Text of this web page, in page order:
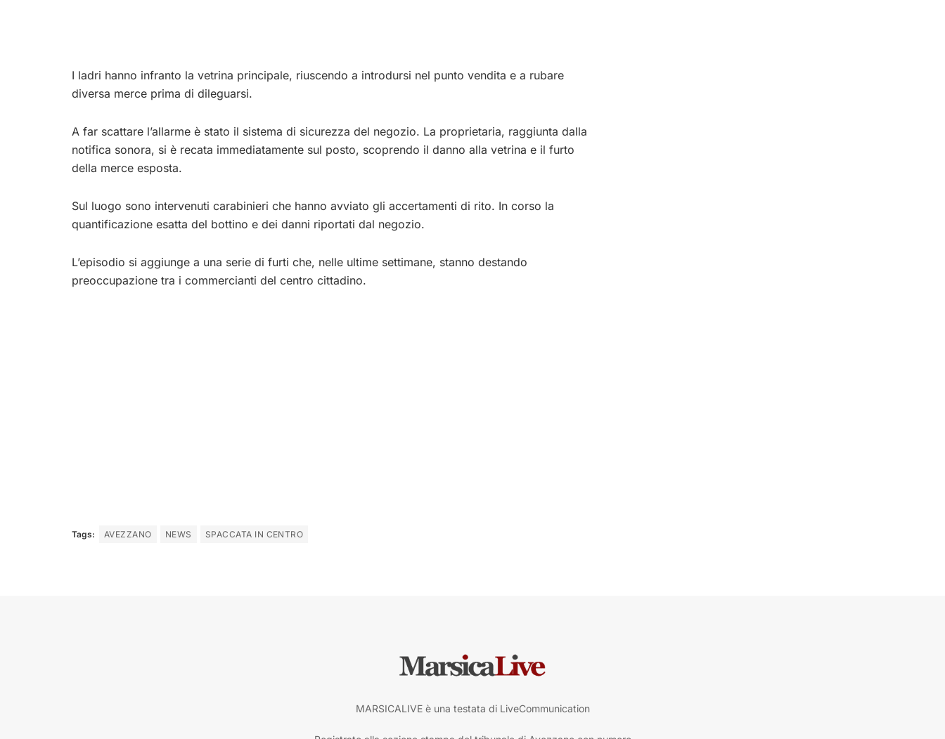
I ladri hanno infranto la vetrina principale, riuscendo a introdursi nel punto vendita e a rubare
diversa merce prima di dileguarsi.
A far scattare l’allarme è stato il sistema di sicurezza del negozio. La proprietaria, raggiunta dalla
notifica sonora, si è recata immediatamente sul posto, scoprendo il danno alla vetrina e il furto
della merce esposta.
Sul luogo sono intervenuti carabinieri che hanno avviato gli accertamenti di rito. In corso la
quantificazione esatta del bottino e dei danni riportati dal negozio.
L’episodio si aggiunge a una serie di furti che, nelle ultime settimane, stanno destando
preoccupazione tra i commercianti del centro cittadino.
Tags: AVEZZANO NEWS SPACCATA IN CENTRO
MARSICALIVE è una testata di LiveCommunication